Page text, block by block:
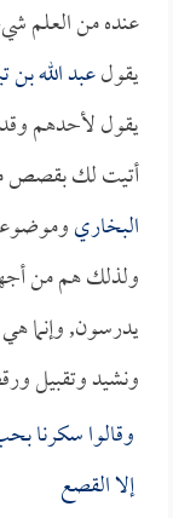
عنده من العلم
يقولعبد الله بن
يقول لأحدهم
أتيت لك بقصص
البخاري
ولذلك هم من
يدرسون, وإنما
ونشيد وتقبيل
وقالوا سكرنا
إلا القصع